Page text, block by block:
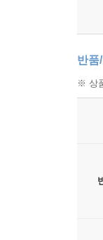
반품
※ 상